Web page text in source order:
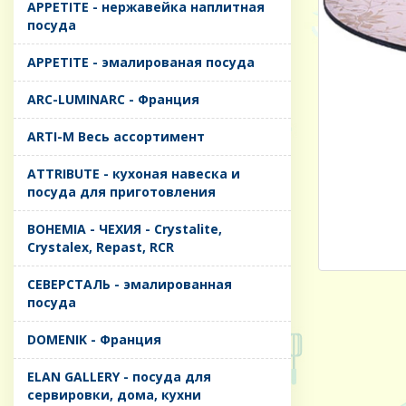
APPETITE - нержавейка наплитная
посуда
APPETITE - эмалированая посуда
ARC-LUMINARC - Франция
ARTI-M Весь ассортимент
ATTRIBUTE - кухоная навеска и
посуда для приготовления
BOHEMIA - ЧЕХИЯ - Crystalite,
Crystalex, Repast, RCR
CЕВЕРСТАЛЬ - эмалированная
посуда
DOMENIK - Франция
ELAN GALLERY - посуда для
сервировки, дома, кухни